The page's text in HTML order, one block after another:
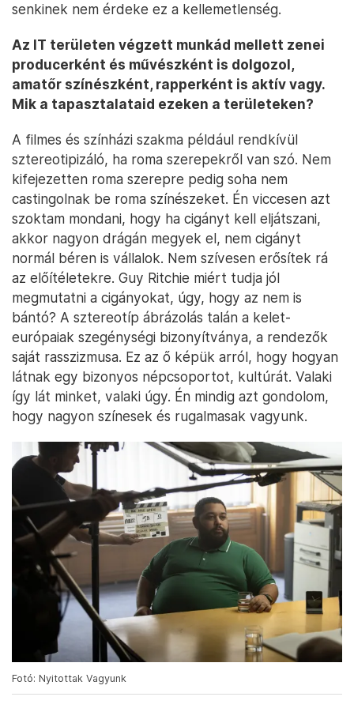
senkinek nem érdeke ez a kellemetlenség.
Az IT területen végzett munkád mellett zenei
producerként és művészként is dolgozol,
amatőr színészként, rapperként is aktív vagy.
Mik a tapasztalataid ezeken a területeken?
A filmes és színházi szakma például rendkívül
sztereotipizáló, ha roma szerepekről van szó. Nem
kifejezetten roma szerepre pedig soha nem
castingolnak be roma színészeket. Én viccesen azt
szoktam mondani, hogy ha cigányt kell eljátszani,
akkor nagyon drágán megyek el, nem cigányt
normál béren is vállalok. Nem szívesen erősítek rá
az előítéletekre. Guy Ritchie miért tudja jól
megmutatni a cigányokat, úgy, hogy az nem is
bántó? A sztereotíp ábrázolás talán a kelet-
európaiak szegénységi bizonyítványa, a rendezők
saját rasszizmusa. Ez az ő képük arról, hogy hogyan
látnak egy bizonyos népcsoportot, kultúrát. Valaki
így lát minket, valaki úgy. Én mindig azt gondolom,
hogy nagyon színesek és rugalmasak vagyunk.
Fotó: Nyitottak Vagyunk